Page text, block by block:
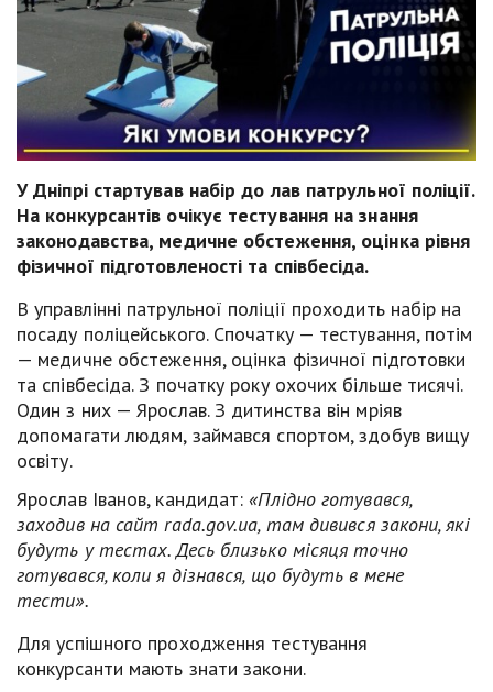
У Дніпрі стартував набір до лав патрульної поліції.
На конкурсантів очікує тестування на знання
законодавства, медичне обстеження, оцінка рівня
фізичної підготовленості та співбесіда.
В управлінні патрульної поліції проходить набір на
посаду поліцейського. Спочатку — тестування, потім
— медичне обстеження, оцінка фізичної підготовки
та співбесіда. З початку року охочих більше тисячі.
Один з них — Ярослав. З дитинства він мріяв
допомагати людям, займався спортом, здобув вищу
освіту.
Ярослав Іванов, кандидат:«Плідно готувався,
заходив на сайт rada.gov.ua, там дивився закони, які
будуть у тестах. Десь близько місяця точно
готувався, коли я дізнався, що будуть в мене
тести».
Для успішного проходження тестування
конкурсанти мають знати закони.